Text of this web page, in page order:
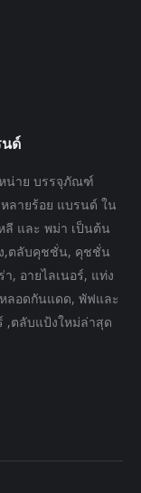
นด์
น่าย บรรจุภัณฑ์
ลายร้อย แบรนด์ ใน
ลี และ พม่า เป็นต้น
,ตลับคุชชั่น, คุชชั่น
, อายไลเนอร์, แท่ง
ลอดกันแดด, พัฟและ
,ตลับแป้งใหม่ล่าสุด